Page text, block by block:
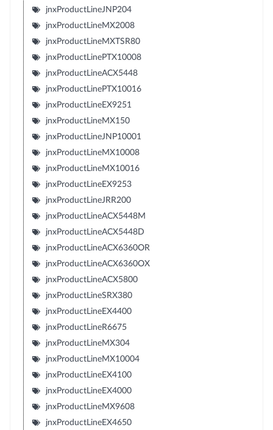
jnxProductLineJNP204
jnxProductLineMX2008
jnxProductLineMXTSR80
jnxProductLinePTX10008
jnxProductLineACX5448
jnxProductLinePTX10016
jnxProductLineEX9251
jnxProductLineMX150
jnxProductLineJNP10001
jnxProductLineMX10008
jnxProductLineMX10016
jnxProductLineEX9253
jnxProductLineJRR200
jnxProductLineACX5448M
jnxProductLineACX5448D
jnxProductLineACX6360OR
jnxProductLineACX6360OX
jnxProductLineACX5800
jnxProductLineSRX380
jnxProductLineEX4400
jnxProductLineR6675
jnxProductLineMX304
jnxProductLineMX10004
jnxProductLineEX4100
jnxProductLineEX4000
jnxProductLineMX9608
jnxProductLineEX4650